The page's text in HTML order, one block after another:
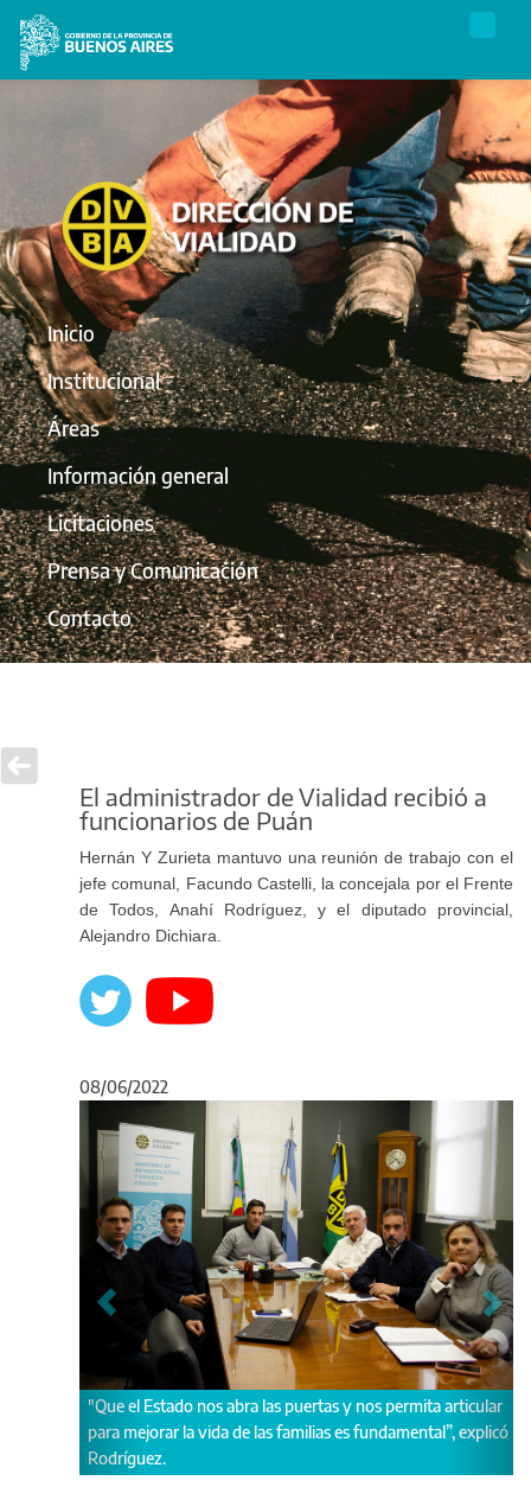
Inicio
Institucional
Áreas
Información general
Licitaciones
Prensa y Comunicación
Contacto
El administrador de Vialidad recibió a
funcionarios de Puán
Hernán Y Zurieta mantuvo una reunión de trabajo con el
jefe comunal, Facundo Castelli, la concejala por el Frente
de Todos, Anahí Rodríguez, y el diputado provincial,
Alejandro Dichiara.
08/06/2022
abra las puertas y nos permita articular
de las familias es fundamental”, explicó
Las autoridades mantuvieron
el objetivo de resolver las
Anterior